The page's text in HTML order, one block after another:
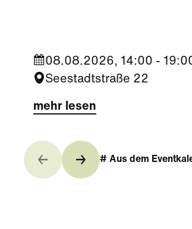
08.08.2026, 14:00 -
Seestadtstraße 22
mehr lesen
# Aus dem